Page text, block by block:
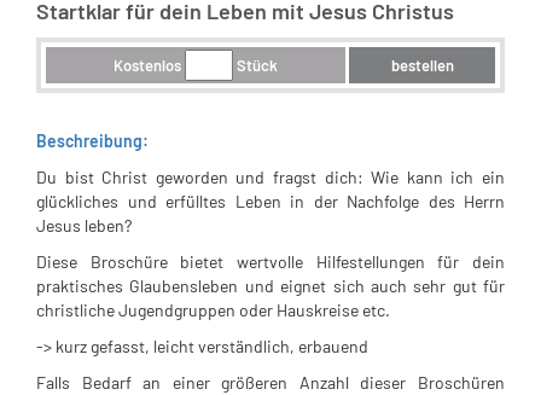
Startklar für dein Leben mit Jesus Christus
Kostenlos Stück bestellen
Beschreibung:
Du bist Christ geworden und fragst dich: Wie kann ich ein
glückliches und erfülltes Leben in der Nachfolge des Herrn
Jesus leben?
Diese Broschüre bietet wertvolle Hilfestellungen für dein
praktisches Glaubensleben und eignet sich auch sehr gut für
christliche Jugendgruppen oder Hauskreise etc.
-> kurz gefasst, leicht verständlich, erbauend
Falls Bedarf an einer größeren Anzahl dieser Broschüren